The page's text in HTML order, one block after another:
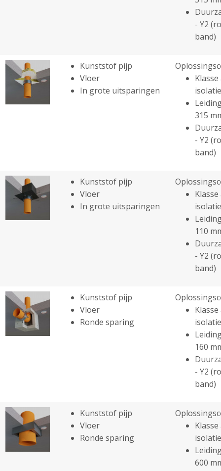
- Y2
band)
Kunststof pijp
Vloer
In grote uitsparingen
315
- Y2
band)
Kunststof pijp
Vloer
In grote uitsparingen
110
- Y2
band)
Kunststof pijp
Vloer
Ronde sparing
160
- Y2
band)
Kunststof pijp
Vloer
Ronde sparing
600